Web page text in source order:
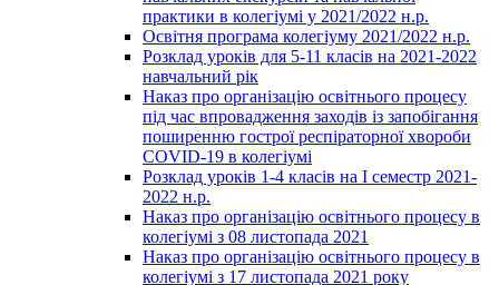
практики в колегіумі у 2021/2022 н.р.
Освітня програма колегіуму 2021/2022 н.р.
Розклад уроків для 5-11 класів на 2021-2022
навчальний рік
Наказ про організацію освітнього процесу
під час впровадження заходів із запобігання
поширенню гострої респіраторної хвороби
COVID-19 в колегіумі
Розклад уроків 1-4 класів на І семестр 2021-
2022 н.р.
Наказ про організацію освітнього процесу в
колегіумі з 08 листопада 2021
Наказ про організацію освітнього процесу в
колегіумі з 17 листопада 2021 року